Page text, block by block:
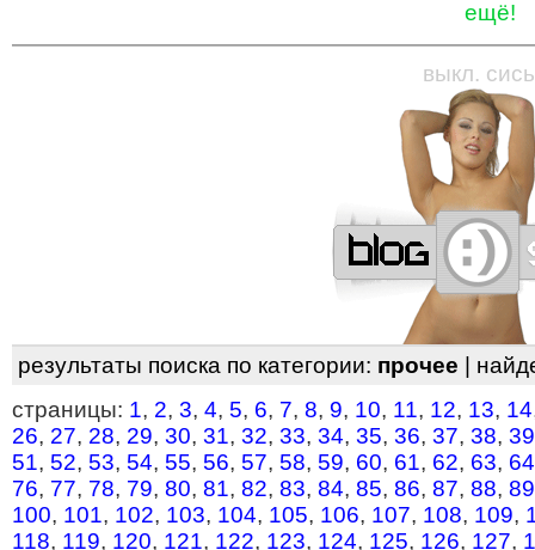
ещё!
—————————————————
выкл.
результаты поиска по категории: прочее |
страницы: 1, 2, 3, 4, 5, 6, 7, 8, 9, 10, 11, 12, 13, 14
26, 27, 28, 29, 30, 31, 32, 33, 34, 35, 36, 37, 38, 39
51, 52, 53, 54, 55, 56, 57, 58, 59, 60, 61, 62, 63, 64
76, 77, 78, 79, 80, 81, 82, 83, 84, 85, 86, 87, 88, 89
100, 101, 102, 103, 104, 105, 106, 107, 108, 109,
118, 119, 120, 121, 122, 123, 124, 125, 126, 127,